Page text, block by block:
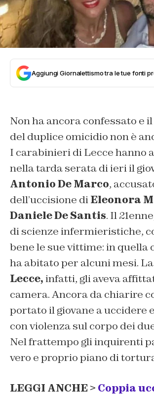
Aggiungi Giornalettismo tra le tue fonti
Non ha ancora confessato e
del duplice omicidio non è
I carabinieri di Lecce hanno
nella tarda serata di ieri il
Antonio De Marco,
dell’uccisione diEleonora
Daniele De Santis. Il
di scienze infermieristiche,
bene le sue vittime: in quella
ha abitato per alcuni mesi.
Lecce,infatti, gli aveva
camera. Ancora da chiarire
portato il giovane a uccidere
con violenza sul corpo dei
Nel frattempo gli inquirenti
vero e proprio piano di
LEGGI ANCHE > Coppia